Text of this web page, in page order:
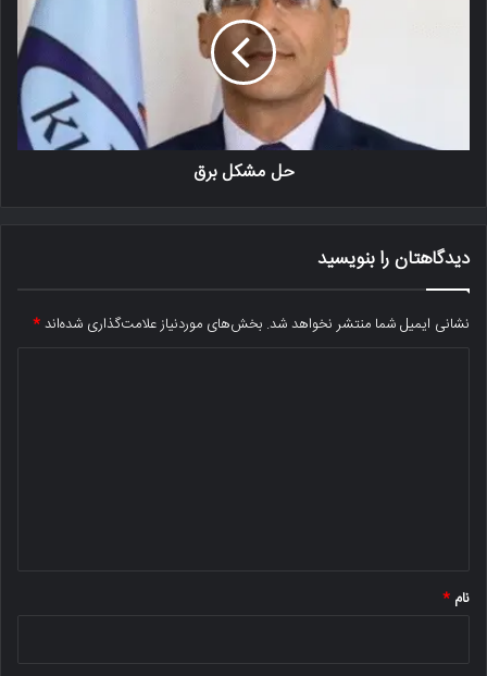
حل مشکل برق
دیدگاهتان را بنویسید
نشانی ایمیل شما منتشر نخواهد شد. بخش‌های موردنیاز علامت‌گذاری شده‌اند*
نام *